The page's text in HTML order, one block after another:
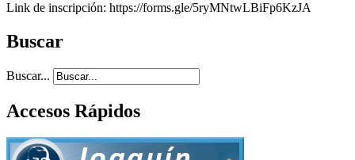
Link de inscripción: https://forms.gle/5ryMNtwLBiFp6KzJA
Buscar
Buscar...
Accesos Rápidos